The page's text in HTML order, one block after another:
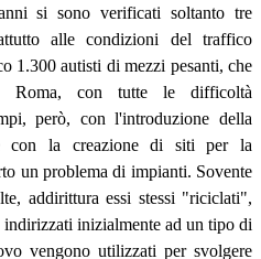
si sono verificati soltanto tre
alle condizioni del traffico
1.300 autisti di mezzi pesanti, che
Roma, con tutte le difficoltà
però, con l'introduzione della
con la creazione di siti per la
un problema di impianti. Sovente
addirittura essi stessi "riciclati",
indirizzati inizialmente ad un tipo di
vengono utilizzati per svolgere